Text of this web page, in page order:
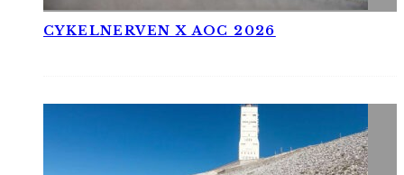
CYKELNERVEN X AOC 2026